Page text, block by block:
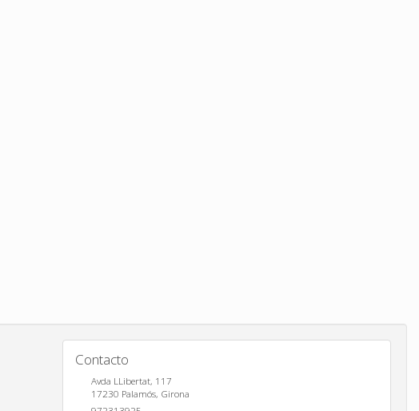
Contacto
Avda LLibertat, 117
17230 Palamós, Girona